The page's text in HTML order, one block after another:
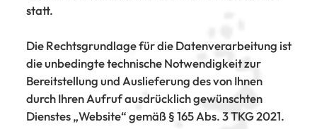
statt.
Die Rechtsgrundlage für die Datenverarbeitung ist
die unbedingte technische Notwendigkeit zur
Bereitstellung und Auslieferung des von Ihnen
durch Ihren Aufruf ausdrücklich gewünschten
Dienstes „Website“ gemäß § 165 Abs. 3 TKG 2021.